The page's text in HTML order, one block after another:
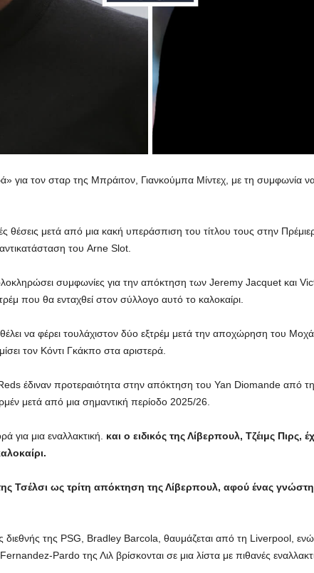
για τον σταρ της Μπράιτον, Γιανκούμπα Μίντεχ, με τη συμφωνία
θέσεις μετά από μια κακή υπεράσπιση του τίτλου τους στην
του Arne Slot.
συμφωνίες για την απόκτηση των Jeremy Jacquet και
που θα ενταχθεί στον σύλλογο αυτό το καλοκαίρι.
να φέρει τουλάχιστον δύο εξτρέμ μετά την αποχώρηση του
τον Κόντι Γκάκπο στα αριστερά.
έδιναν προτεραιότητα στην απόκτηση του Yan Diomande από
μετά από μια σημαντική περίοδο 2025/26.
για μια εναλλακτική. και ο ειδικός της Λίβερπουλ, Τζέιμς Πιρς,
Τσέλσι ως τρίτη απόκτηση της Λίβερπουλ, αφού ένας
της PSG, Bradley Barcola, θαυμάζεται από τη Liverpool,
Pardo της Λιλ βρίσκονται σε μια λίστα με πιθανές